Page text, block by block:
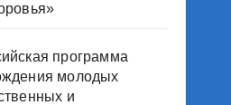
программа
молодых
и